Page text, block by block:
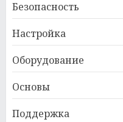
Безопасность
Настройка
Оборудование
Основы
Поддержка